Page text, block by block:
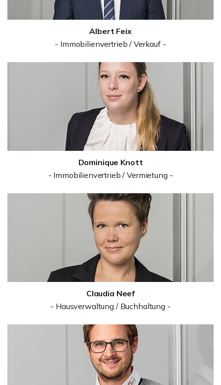
Albert Feix
- Immobilienvertrieb / Verkauf -
Dominique Knott
- Immobilienvertrieb / Vermietung -
Claudia Neef
- Hausverwaltung / Buchhaltung -